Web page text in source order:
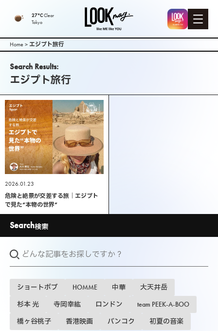
LOOK mag. |
PEEK-A-BOO
Web
Magazine（
ピークアブ
ーウェブマ
ガジン ）
27°CClear
Tokyo
Home > エジプト旅行
Search Results:
エジプト旅行
2026.01.23
危険と絶景が交差する旅｜エジプト
で見た“本物の世界”
Search検索
ショートボブ HOMME 中華 大天井岳
杉本 光 寺岡幸紘 ロンドン team PEEK-A-BOO
橋ヶ谷桃子 香港映画 バンコク 初夏の音楽